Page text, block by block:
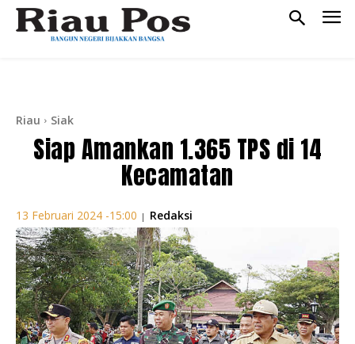
Riau Siak
Siap Amankan 1.365 TPS di 14
Kecamatan
13 Februari 2024 -15:00 | Redaksi